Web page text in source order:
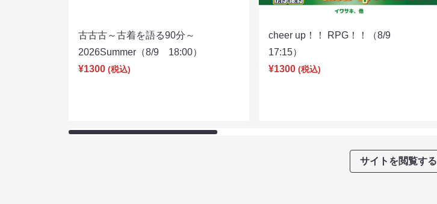
古古古～古着を語る90分～
2026Summer（8/9 18:00）
¥1300 (税込)
cheer up！！ RPG！！（8/9
17:15）
¥1300 (税込)
サイトを閲覧する